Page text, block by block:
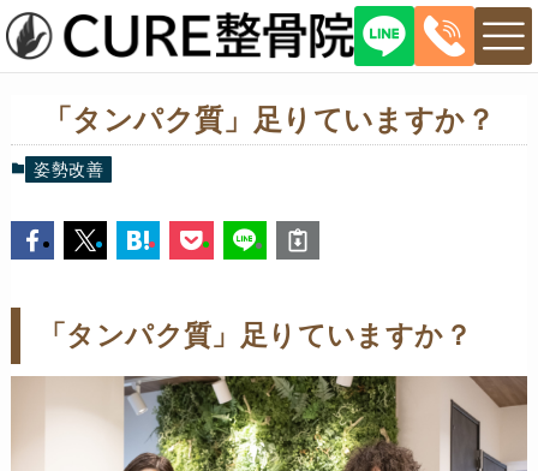
「タンパク質」足りていますか？
姿勢改善
「タンパク質」足りていますか？